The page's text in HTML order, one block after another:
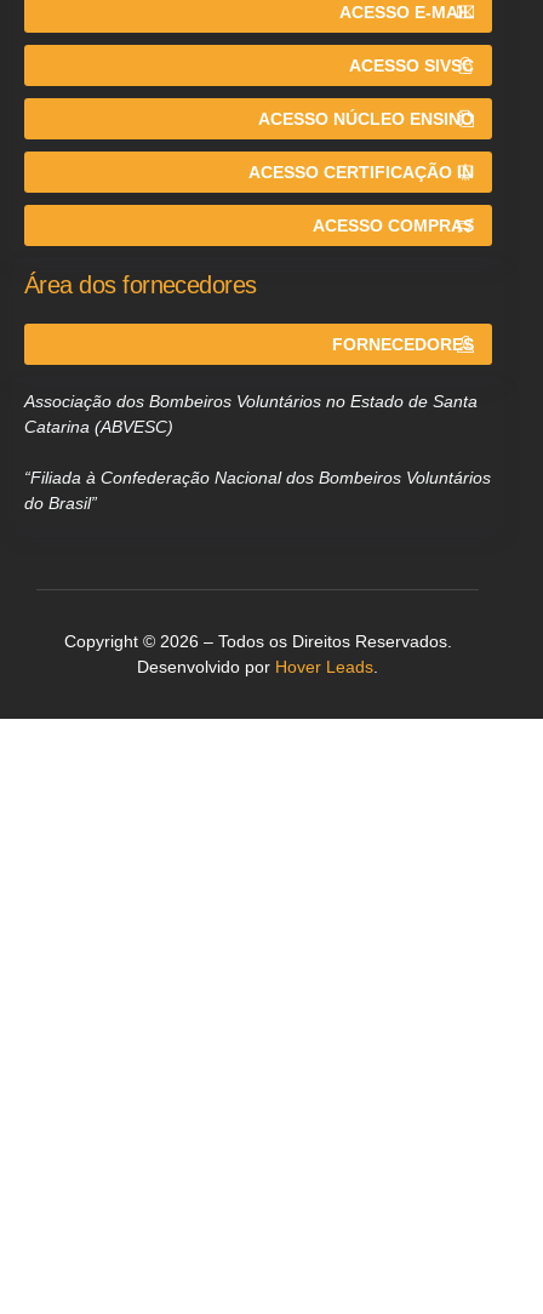
ACESSO E-MAIL
ACESSO SIVSC
ACESSO NÚCLEO ENSINO
ACESSO CERTIFICAÇÃO IN
ACESSO COMPRAS
Área dos fornecedores
FORNECEDORES
Associação dos Bombeiros Voluntários no Estado de Santa
Catarina (ABVESC)
“Filiada à Confederação Nacional dos Bombeiros Voluntários
do Brasil”
Copyright © 2026 – Todos os Direitos Reservados.
Desenvolvido por Hover Leads